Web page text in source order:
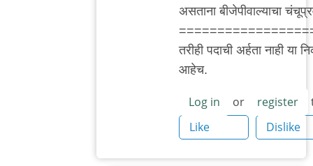
असताना बीजेपीवाल्याचा
तरीही पदाची अर्हता नाही या
आहेच.
Log in or register
Like
Dislike